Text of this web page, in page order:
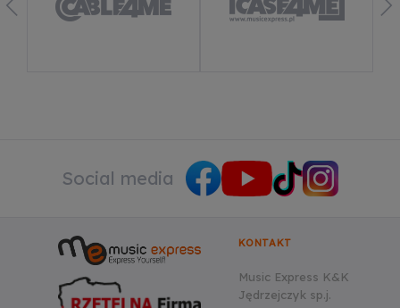
Social media
KONTAKT
Music Express K&K
Jędrzejczyk sp.j.